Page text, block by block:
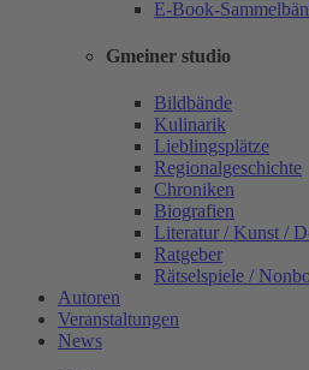
E-Book-
Gmeiner studio
Bildbände
Kulinarik
Lieblingsplätze
Regionalgeschichte
Chroniken
Biografien
Literatur / Kunst /
Ratgeber
Rätselspiele /
Autoren
Veranstaltungen
News